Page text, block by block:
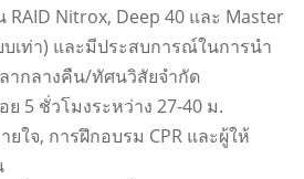
RAID Nitrox, Deep 40 และ Master
บเท่า) และมีประสบการณ์ในการนำ
ากลางคืน/ทัศนวิสัยจำกัด
ย 5 ชั่วโมงระหว่าง 27-40 ม.
ใจ, การฝึกอบรม CPR และผู้ให้